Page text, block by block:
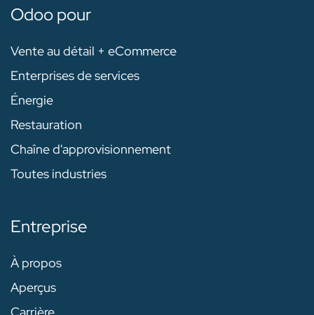
Odoo pour
Vente au détail + eCommerce
Enterprises de services
Énergie
Restauration
Chaîne d'approvisionnement
Toutes industries
Entreprise
À propos
Aperçus